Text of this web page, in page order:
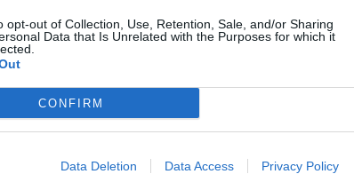
opt-out of Collection, Use, Retention, Sale, and/or Sharing
Data that Is Unrelated with the Purposes for which it
CONFIRM
Data Deletion Data Access Privacy Policy
Pubblicato il 16 Gennaio 2013